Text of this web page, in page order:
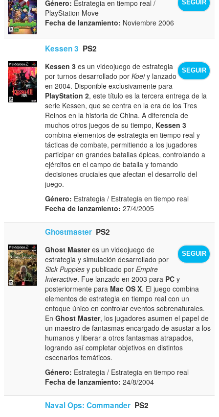
SEGUIR
Género: Estrategia en tiempo real /
PlayStation Move
Fecha de lanzamiento: Noviembre 2006
Kessen 3 PS2
SEGUIR
Kessen 3 es un videojuego de estrategia
por turnos desarrollado porKoeiy lanzado
en 2004. Disponible exclusivamente para
PlayStation 2, este título es la tercera entrega de la
serie Kessen, que se centra en la era de los Tres
Reinos en la historia de China. A diferencia de
muchos otros juegos de su tiempo, Kessen 3
combina elementos de estrategia en tiempo real y
tácticas de combate, permitiendo a los jugadores
participar en grandes batallas épicas, controlando a
ejércitos en el campo de batalla y tomando
decisiones cruciales que afectan el desarrollo del
juego.
Género: Estrategia / Estrategia en tiempo real
Fecha de lanzamiento: 27/4/2005
Ghostmaster PS2
SEGUIR
Ghost Masteres un videojuego de
estrategia y simulación desarrollado por
Sick Puppies y publicado porEmpire
Interactive. Fue lanzado en 2003 para PC y
posteriormente para Mac OS X. El juego combina
elementos de estrategia en tiempo real con un
enfoque único en controlar eventos sobrenaturales.
EnGhost Master, los jugadores asumen el papel de
un maestro de fantasmas encargado de asustar a los
humanos y liberar a otros fantasmas atrapados,
logrando así completar objetivos en distintos
escenarios temáticos.
Género: Estrategia / Estrategia en tiempo real
Fecha de lanzamiento: 24/8/2004
Naval Ops: Commander PS2